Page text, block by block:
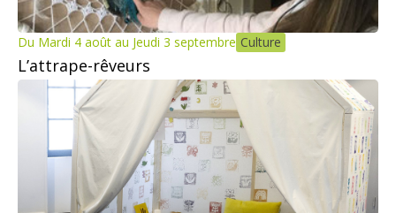
Du Mardi 4 août au Jeudi 3 septembre Culture
L’attrape-rêveurs